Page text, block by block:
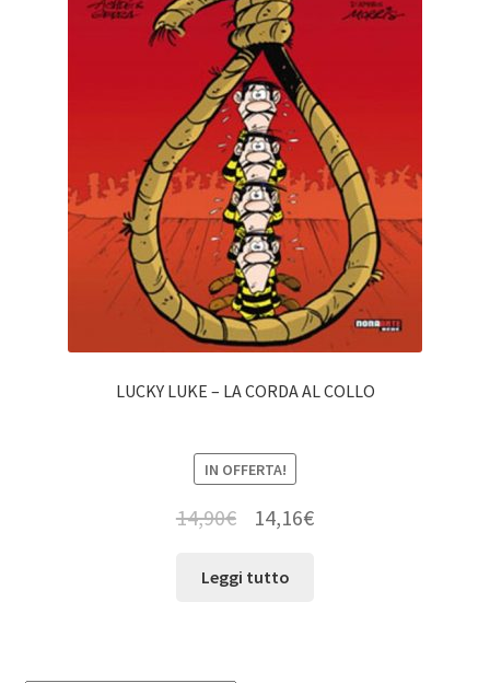
LUCKY LUKE – LA CORDA AL COLLO
IN OFFERTA!
14,90€ 14,16€
Leggi tutto